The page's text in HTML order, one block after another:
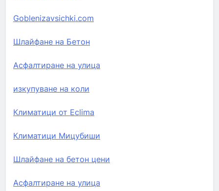
Goblenizavsichki.com
Шлайфане на Бетон
Асфалтиране на улица
изкупуване на коли
Климатици от Eclima
Климатици Мицубиши
Шлайфане на бетон цени
Асфалтиране на улица